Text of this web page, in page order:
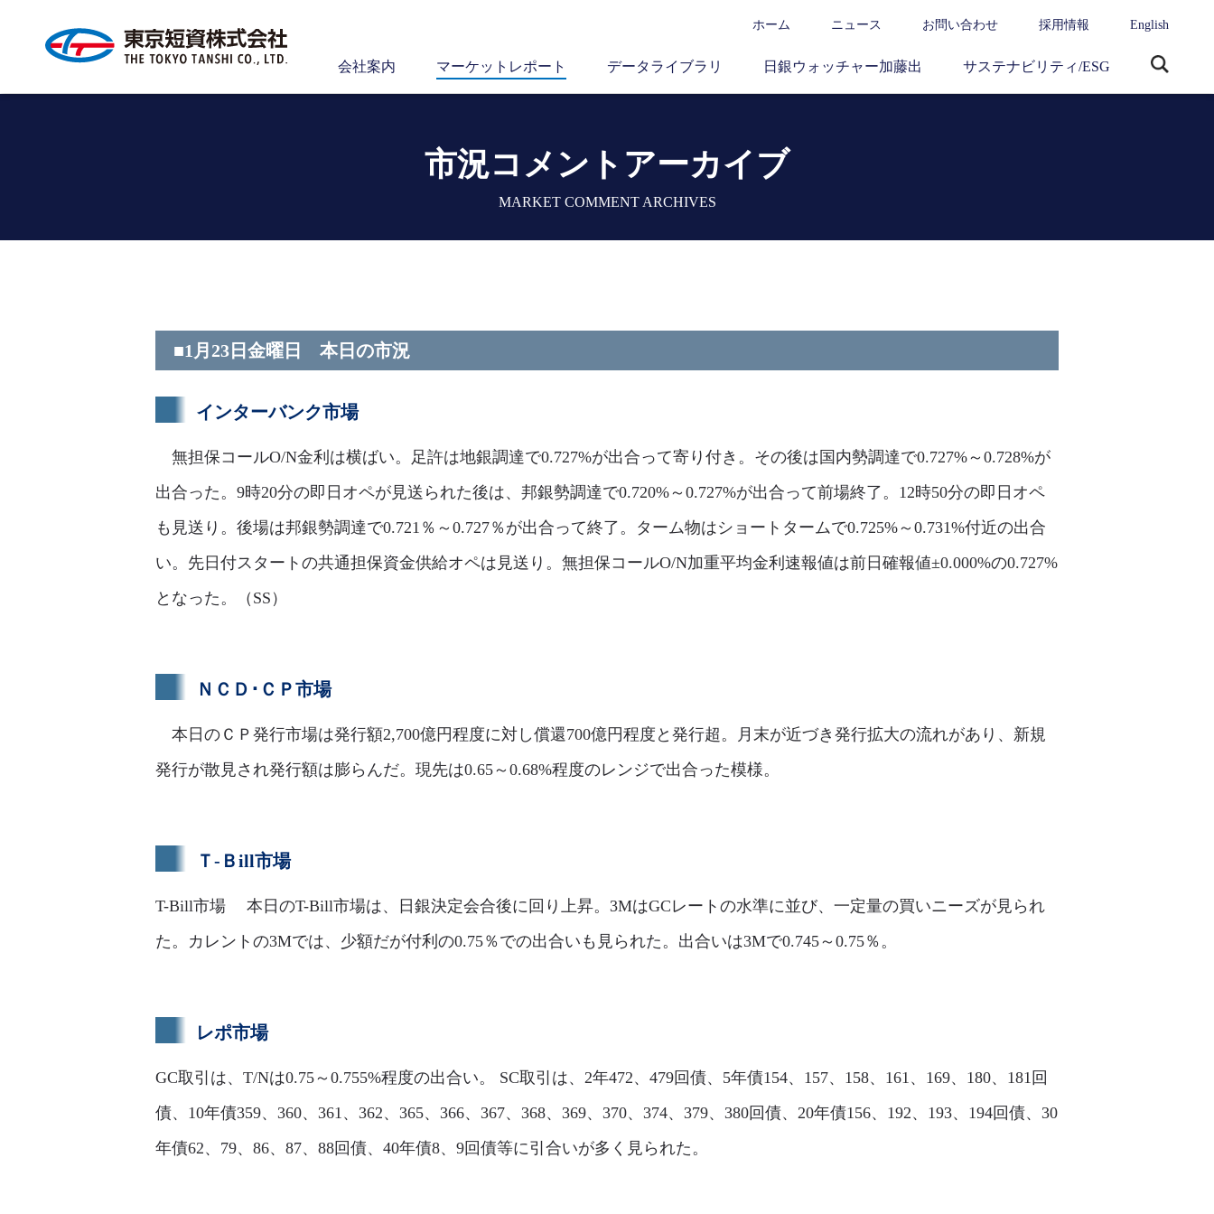
ホーム ニュース お問い合わせ 採用情報 English
会社案内 マーケットレポート データライブラリ 日銀ウォッチャー加藤出 サステナビリティ/ESG
市況コメントアーカイブ
MARKET COMMENT ARCHIVES
■1月23日金曜日 本日の市況
インターバンク市場
無担保コールO/N金利は横ばい。足許は地銀調達で0.727%が出合って寄り付き。その後は国内勢調達で0.727%～0.728%が
出合った。9時20分の即日オペが見送られた後は、邦銀勢調達で0.720%～0.727%が出合って前場終了。12時50分の即日オペ
も見送り。後場は邦銀勢調達で0.721％～0.727％が出合って終了。ターム物はショートタームで0.725%～0.731%付近の出合
い。先日付スタートの共通担保資金供給オペは見送り。無担保コールO/N加重平均金利速報値は前日確報値±0.000%の0.727%
となった。（SS）
ＮＣＤ･ＣＰ市場
本日のＣＰ発行市場は発行額2,700億円程度に対し償還700億円程度と発行超。月末が近づき発行拡大の流れがあり、新規
発行が散見され発行額は膨らんだ。現先は0.65～0.68%程度のレンジで出合った模様。
Ｔ-Ｂill市場
T-Bill市場 本日のT-Bill市場は、日銀決定会合後に回り上昇。3MはGCレートの水準に並び、一定量の買いニーズが見られ
た。カレントの3Mでは、少額だが付利の0.75％での出合いも見られた。出合いは3Mで0.745～0.75％。
レポ市場
GC取引は、T/Nは0.75～0.755%程度の出合い。 SC取引は、2年472、479回債、5年債154、157、158、161、169、180、181回
債、10年債359、360、361、362、365、366、367、368、369、370、374、379、380回債、20年債156、192、193、194回債、30
年債62、79、86、87、88回債、40年債8、9回債等に引合いが多く見られた。